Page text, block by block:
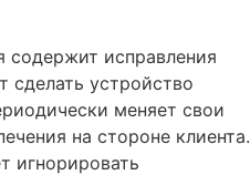
содержит исправления
устройство
меняет свои
на стороне клиента.
игнорировать